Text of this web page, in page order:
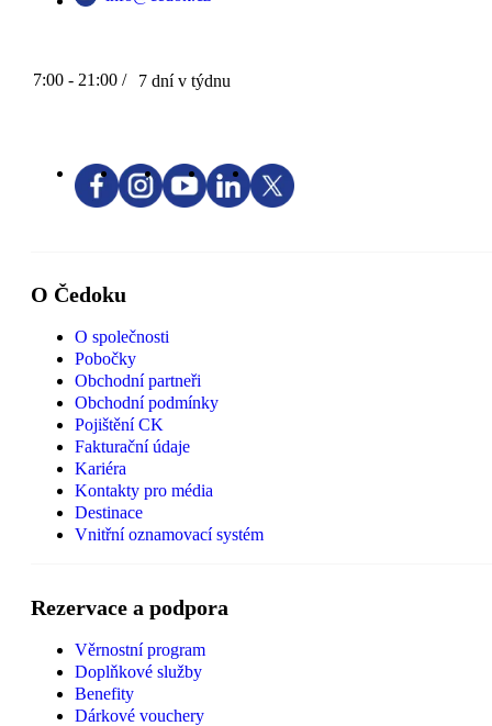
7:00 - 21:00 / 7 dní v týdnu
O Čedoku
O společnosti
Pobočky
Obchodní partneři
Obchodní podmínky
Pojištění CK
Fakturační údaje
Kariéra
Kontakty pro média
Destinace
Vnitřní oznamovací systém
Rezervace a podpora
Věrnostní program
Doplňkové služby
Benefity
Dárkové vouchery